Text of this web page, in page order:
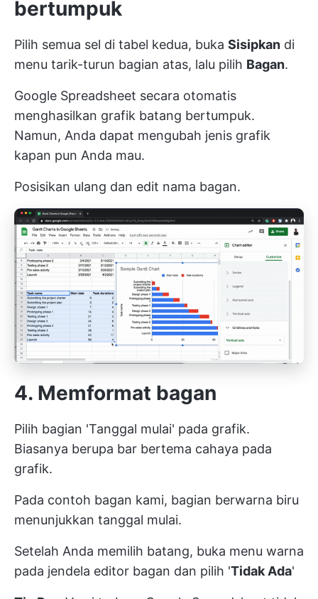
bertumpuk
Pilih semua sel di tabel kedua, buka Sisipkan di
menu tarik-turun bagian atas, lalu pilih Bagan.
Google Spreadsheet secara otomatis
menghasilkan grafik batang bertumpuk.
Namun, Anda dapat mengubah jenis grafik
kapan pun Anda mau.
Posisikan ulang dan edit nama bagan.
4. Memformat bagan
Pilih bagian 'Tanggal mulai' pada grafik.
Biasanya berupa bar bertema cahaya pada
grafik.
Pada contoh bagan kami, bagian berwarna biru
menunjukkan tanggal mulai.
Setelah Anda memilih batang, buka menu warna
pada jendela editor bagan dan pilih 'Tidak Ada'